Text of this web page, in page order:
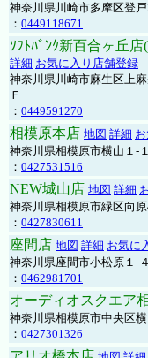
神奈川県川崎市多摩区登
： 0449118671
ｿﾌﾄﾊﾞﾝｸ新百合ヶ丘
詳細 お気に入り店舗登録
神奈川県川崎市麻生区上
Ｆ
： 0449591270
相模原本店 地図 詳細
神奈川県相模原市横山１-
： 0427531516
NEW城山店 地図 詳細
神奈川県相模原市緑区向原
： 0427830611
座間店 地図 詳細 お気に
神奈川県座間市小松原１-
： 0462981701
オーディオスクエア
神奈川県相模原市中央区
： 0427301326